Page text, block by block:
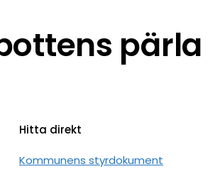
pärla
Hitta direkt
Kommunens styrdokument